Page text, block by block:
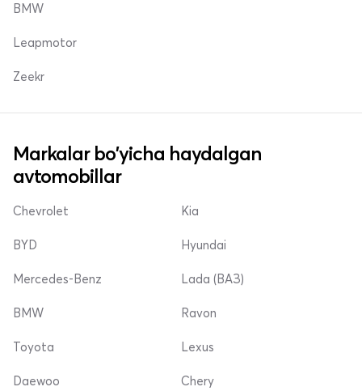
BMW
Leapmotor
Zeekr
Markalar bo'yicha haydalgan
avtomobillar
Chevrolet
BYD
Mercedes-Benz
Kia
Hyundai
Lada (ВАЗ)
BMW
Toyota
Daewoo
Ravon
Lexus
Chery